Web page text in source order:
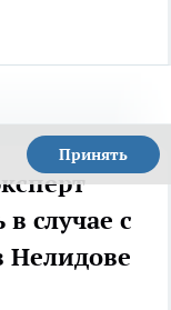
Принять
случае с
Нелидове